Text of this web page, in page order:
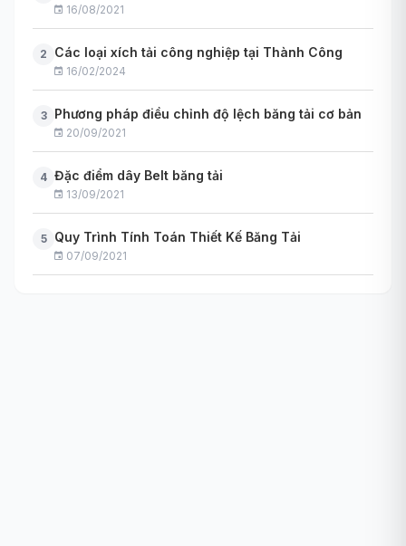
16/08/2021
2 Các loại xích tải công nghiệp tại Thành Công
16/02/2024
3 Phương pháp điều chỉnh độ lệch băng tải cơ bản
20/09/2021
4 Đặc điểm dây Belt băng tải
13/09/2021
5 Quy Trình Tính Toán Thiết Kế Băng Tải
07/09/2021